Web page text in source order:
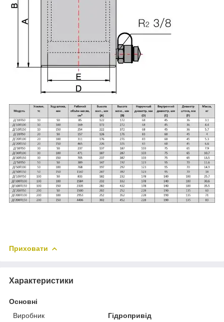
Приховати
Характеристики
Основні
Виробник
Гідропривід